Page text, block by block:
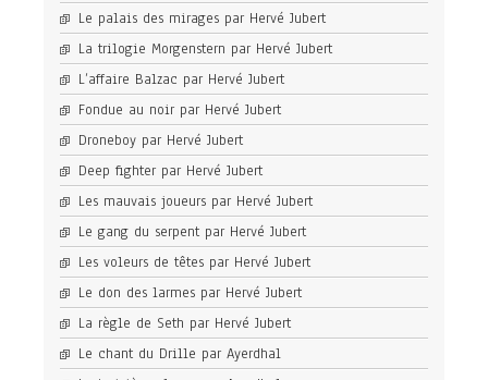
Le palais des mirages par Hervé Jubert
La trilogie Morgenstern par Hervé Jubert
L’affaire Balzac par Hervé Jubert
Fondue au noir par Hervé Jubert
Droneboy par Hervé Jubert
Deep fighter par Hervé Jubert
Les mauvais joueurs par Hervé Jubert
Le gang du serpent par Hervé Jubert
Les voleurs de têtes par Hervé Jubert
Le don des larmes par Hervé Jubert
La règle de Seth par Hervé Jubert
Le chant du Drille par Ayerdhal